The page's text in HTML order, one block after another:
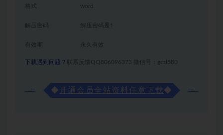
格式 word
解压密码是1
有效期 永久有效
下载遇到问题？ 联系反馈QQ806096373 微信号：gczl580
◆ 开通会员全站资料任意下载◆